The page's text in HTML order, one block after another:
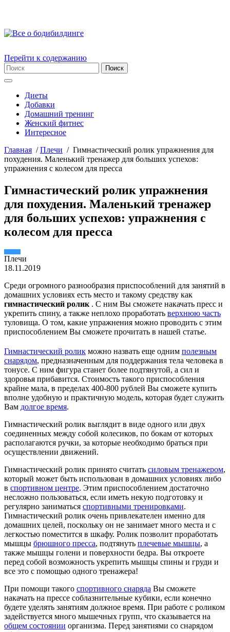
Перейти к содержанию
Диеты
Добавки
Домашний тренинг
Женский фитнес
Интересное
Главная /Плечи / Гимнастический ролик упражнения для
похудения. Маленький тренажер для больших успехов:
упражнения с колесом для пресса
Гимнастический ролик упражнения
для похудения. Маленький тренажер
для больших успехов: упражнения с
колесом для пресса
Плечи
18.11.2019
Среди огромного разнообразия приспособлений для занятий в
домашних условиях есть место и такому средству как
гимнастический ролик . С ним Вы сможете накачать пресс и
укрепить спину, а также неплохо проработать верхнюю часть
туловища. О том, какие упражнения можно проводить с этим
приспособлением Вы сможете прочитать в нашей статье.
Гимнастический ролик можно назвать еще одним полезным
снарядом, предназначенным для поддержания тела человека в
тонусе. С ним фигура станет более подтянутой, а сил и
здоровья прибавится. Стоимость такого приспособления
крайне мала, в пределах 400-800 рублей Вы сможете купить
вполне удобную и практичную модель, которая будет служить
Вам долгое время.
Гимнастический ролик выглядит в виде одного или двух
соединенных между собой колесиков, по бокам от которых
располагаются ручки, за которые необходимо браться при
осуществлении движений.
Гимнастический ролик принято считать силовым тренажером,
который может быть использован в домашних условиях либо
в спортивном центре. Этим приспособлением достаточно
несложно пользоваться, если иметь некую подготовку и
регулярно заниматься спортивными тренировками.
Гимнастический ролик очень привлекателен именно для
домашних целей, поскольку он не занимает много места и с
легкостью поместится в шкафу. Ролик позволит проработать
мышцы брюшного пресса, подтянуть плечевые мышцы, а
также мышцы голени и поверхности бедра. Вы откроете
перед собой возможность укрепить мышцы спины и груди и
все это с помощью одного тренажера!
При помощи такого спортивного снаряда Вы сможете
накачать на прессе соблазнительные кубики, если конечно
будете уделять занятиям должное время. При работе с роликом
задействуется много мышечных групп, что сказывается на
общем состоянии организма. Перед занятиями со снарядом